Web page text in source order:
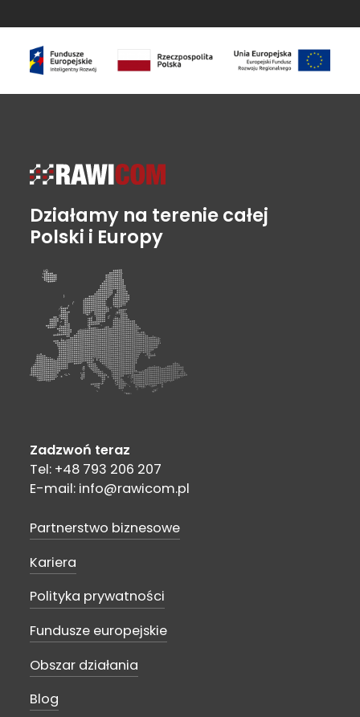
Działamy na terenie całej
Polski i Europy
Zadzwoń teraz
Tel: +48 793 206 207
E-mail: info@rawicom.pl
Partnerstwo biznesowe
Kariera
Polityka prywatności
Fundusze europejskie
Obszar działania
Blog